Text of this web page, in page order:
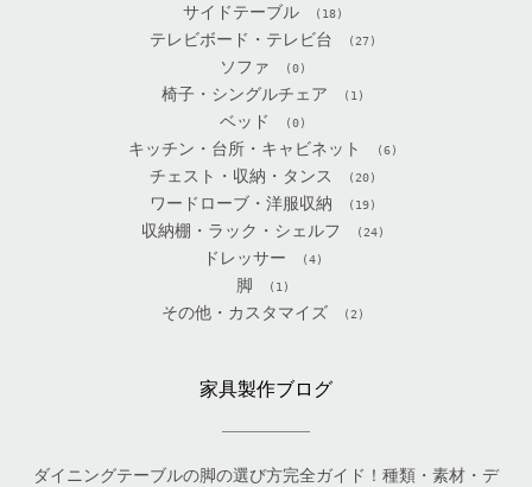
サイドテーブル (18)
テレビボード・テレビ台 (27)
ソファ (0)
椅子・シングルチェア (1)
ベッド (0)
キッチン・台所・キャビネット (6)
チェスト・収納・タンス (20)
ワードローブ・洋服収納 (19)
収納棚・ラック・シェルフ (24)
ドレッサー (4)
脚 (1)
その他・カスタマイズ (2)
家具製作ブログ
ダイニングテーブルの脚の選び方完全ガイド！種類・素材・デ